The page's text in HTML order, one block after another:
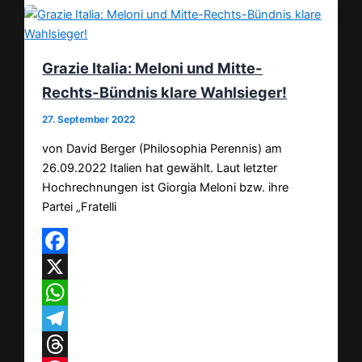
Grazie Italia: Meloni und Mitte-
Rechts-Bündnis klare Wahlsieger!
27. September 2022
von David Berger (Philosophia Perennis) am
26.09.2022 Italien hat gewählt. Laut letzter
Hochrechnungen ist Giorgia Meloni bzw. ihre
Partei „Fratelli
Facebook
X
WhatsApp
Telegram